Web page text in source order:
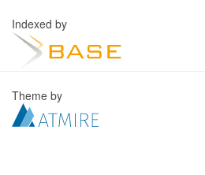
Indexed by
Theme by